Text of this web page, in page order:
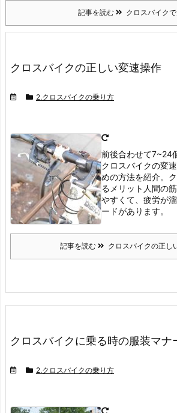
記事を読む クロスバイク
クロスバイクの正しい変速操作
2.クロスバイクの乗り方
前後合わせて7~24
クロスバイクの変
めの方法を紹介。
るメリット 人間の
やすくて、疲労が
ードがあります。
記事を読む クロスバイクの正し
クロスバイクに乗る時の服装マナ
2.クロスバイクの乗り方